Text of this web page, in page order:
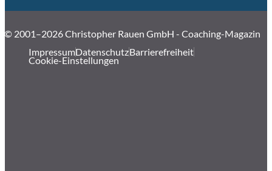
© 2001–2026 Christopher Rauen GmbH - Coaching-Magazin
ImpressumDatenschutzBarrierefreiheit
Cookie-Einstellungen